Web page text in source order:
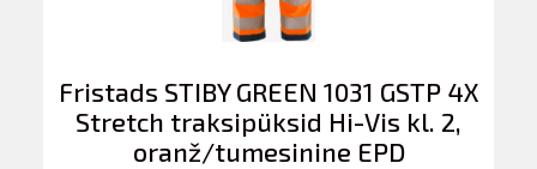
Fristads STIBY GREEN 1031 GSTP 4X
Stretch traksipüksid Hi-Vis kl. 2,
oranž/tumesinine EPD